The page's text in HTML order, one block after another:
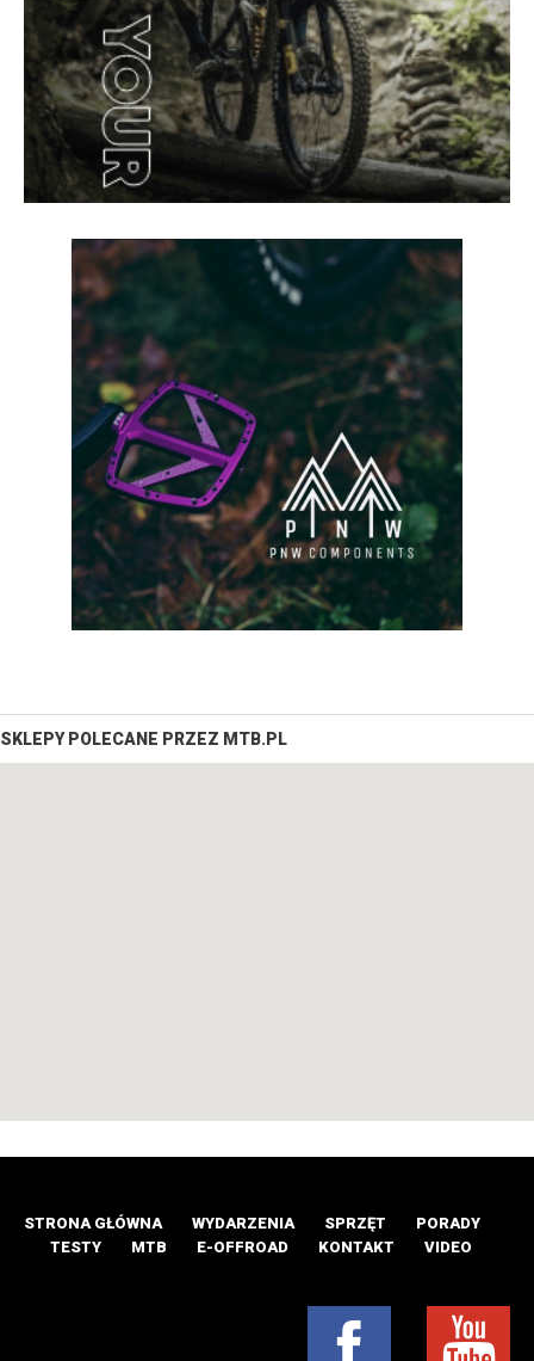
SKLEPY POLECANE PRZEZ MTB.PL
STRONA GŁÓWNA WYDARZENIA SPRZĘT
PORADY
TESTY
MTB E-OFFROAD KONTAKT VIDEO